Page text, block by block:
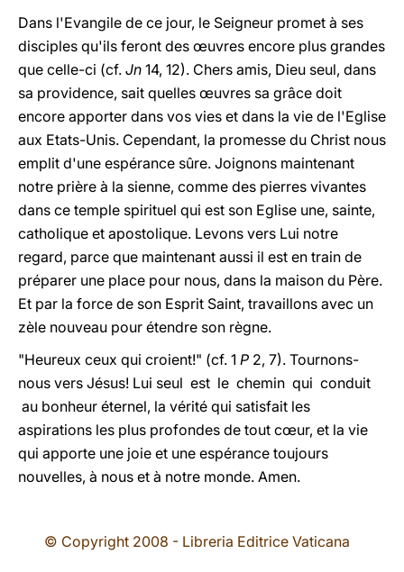
Dans l'Evangile de ce jour, le Seigneur promet à ses
disciples qu'ils feront des œuvres encore plus grandes
que celle-ci (cf. Jn 14, 12). Chers amis, Dieu seul, dans
sa providence, sait quelles œuvres sa grâce doit
encore apporter dans vos vies et dans la vie de l'Eglise
aux Etats-Unis. Cependant, la promesse du Christ nous
emplit d'une espérance sûre. Joignons maintenant
notre prière à la sienne, comme des pierres vivantes
dans ce temple spirituel qui est son Eglise une, sainte,
catholique et apostolique. Levons vers Lui notre
regard, parce que maintenant aussi il est en train de
préparer une place pour nous, dans la maison du Père.
Et par la force de son Esprit Saint, travaillons avec un
zèle nouveau pour étendre son règne.
"Heureux ceux qui croient!" (cf. 1 P 2, 7). Tournons-
nous vers Jésus! Lui seul est le chemin qui conduit
au bonheur éternel, la vérité qui satisfait les
aspirations les plus profondes de tout cœur, et la vie
qui apporte une joie et une espérance toujours
nouvelles, à nous et à notre monde. Amen.
© Copyright 2008 - Libreria Editrice Vaticana